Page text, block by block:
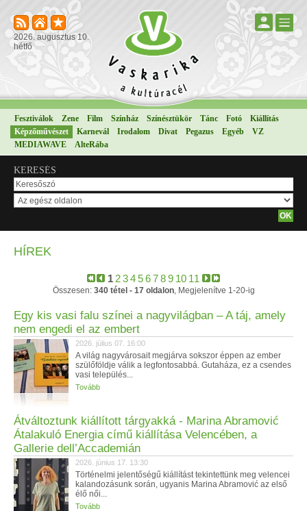
2026. augusztus 10.
hétfő
Fesztiválok Zene Film Színház Színésztükör Tánc Fotó
Kiállítás
Képzőművészet
Karnevál Irodalom Divat Pegazus Egyéb
VZ
MEDIAWAVE
AlteRába
KERESÉS
HÍREK
1 23456789 10 11
Összesen: 340 tétel - 17 oldalon, Megjelenítve 1-20-ig
Egy kis vasi falu színei a nagyvilágban – A táj, amely
nem engedi el az embert
2026. július 07. 16:00
A világ nagyvárosait megjárva sokszor éppen az ember
szülőföldje válik a legfontosabbá. Gutaháza, ez a csendes
vasi település...
Tovább
Átváltoztunk kiállított tárgyakká - Marina Abramović
Átalakuló Energia című kiállítása Velencében, a
Gallerie dell’Accademián
2026. június 17. 13:30
Történelmi jelentőségű kiállítást tekintettünk meg velencei
kalandozásunk során, ugyanis Marina Abramović az első
élő női...
Tovább